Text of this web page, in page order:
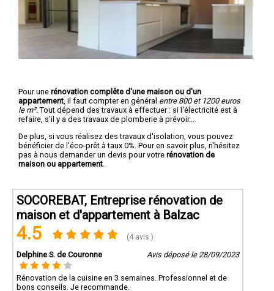
Pour une rénovation complête d'une maison ou d'un
appartement , il faut compter en général entre 800 et 1200 euros
le m². Tout dépend des travaux à effectuer : si l'électricité est à
refaire, s'il y a des travaux de plomberie à prévoir...
De plus, si vous réalisez des travaux d'isolation, vous pouvez
bénéficier de l'éco-prêt à taux 0%. Pour en savoir plus, n'hésitez
pas à nous demander un devis pour votre rénovation de
maison ou appartement
SOCOREBAT, Entreprise rénovation de
maison et d'appartement à Balzac
4.5 (4 avis )
Delphine S. de Couronne Avis déposé le 28/09/2023
Rénovation de la cuisine en 3 semaines. Professionnel et de
bons conseils. Je recommande.